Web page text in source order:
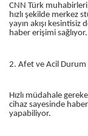
CNN Türk
hızlı şekilde merkez
yayın akışı
haber erişimi sağlıyor.
2. Afet ve Acil Durum
Hızlı müdahale
cihaz sayesinde haber
yapabiliyor.